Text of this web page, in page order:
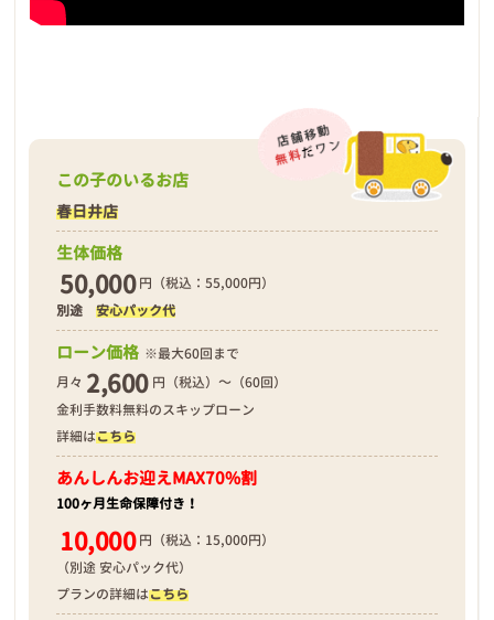
この子のいるお店
春日井店
生体価格
50,000 円（税込：55,000円）
別途安心パック代
ローン価格 ※最大60回まで
月々 2,600 円（税込）～（60回）
金利手数料無料のスキップローン
詳細はこちら
あんしんお迎えMAX70%割
100ヶ月生命保障付き！
10,000 円（税込：15,000円）
（別途 安心パック代）
プランの詳細はこちら